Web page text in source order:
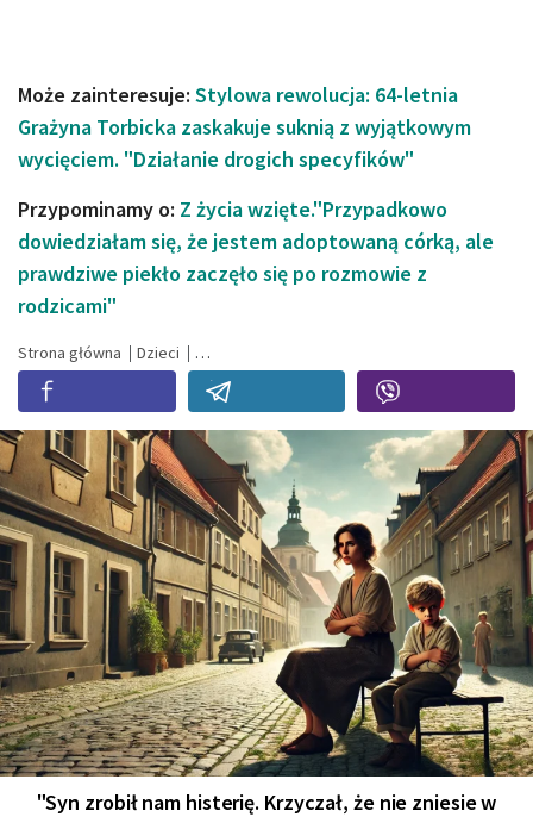
Może zainteresuje: Stylowa rewolucja: 64-letnia
Grażyna Torbicka zaskakuje suknią z wyjątkowym
wycięciem. "Działanie drogich specyfików"
Przypominamy o: Z życia wzięte."Przypadkowo
dowiedziałam się, że jestem adoptowaną córką, ale
prawdziwe piekło zaczęło się po rozmowie z
rodzicami"
Strona główna Dzieci
"Syn zrobił nam histerię. Krzyczał, że nie zniesie w